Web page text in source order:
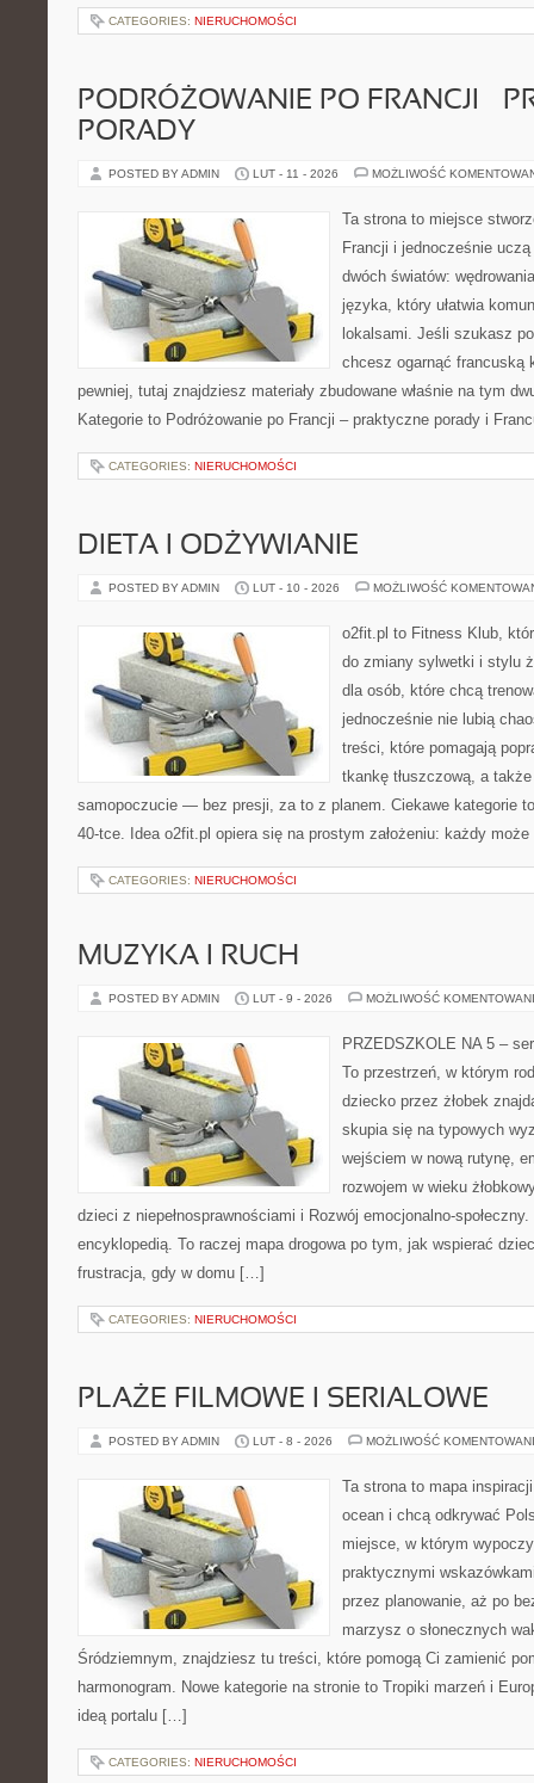
CATEGORIES: NIERUCHOMOŚCI
PODRÓŻOWANIE PO FRANCJI –
PORADY
POSTED BY ADMIN LUT - 11 - 2026 MOŻLIWOŚĆ
Ta strona to miejsce
Francji i jednocześnie
dwóch światów:
języka, który ułatwia
lokalsami. Jeśli szukasz
chcesz ogarnąć francuską
pewniej, tutaj znajdziesz materiały zbudowane właśnie na tym
Kategorie to Podróżowanie po Francji – praktyczne porady i
CATEGORIES: NIERUCHOMOŚCI
DIETA I ODŻYWIANIE
POSTED BY ADMIN LUT - 10 - 2026 MOŻLIWOŚĆ
o2fit.pl to Fitness Klub,
do zmiany sylwetki i stylu
dla osób, które chcą
jednocześnie nie lubią
treści, które pomagają
tkankę tłuszczową, a
samopoczucie — bez presji, za to z planem. Ciekawe kategorie
40-tce. Idea o2fit.pl opiera się na prostym założeniu: każdy
CATEGORIES: NIERUCHOMOŚCI
MUZYKA I RUCH
POSTED BY ADMIN LUT - 9 - 2026 MOŻLIWOŚĆ
PRZEDSZKOLE NA 5 –
To przestrzeń, w którym
dziecko przez żłobek
skupia się na typowych
wejściem w nową rutynę,
rozwojem w wieku
dzieci z niepełnosprawnościami i Rozwój emocjonalno-
encyklopedią. To raczej mapa drogowa po tym, jak wspierać
frustracja, gdy w domu […]
CATEGORIES: NIERUCHOMOŚCI
PLAŻE FILMOWE I SERIALOWE
POSTED BY ADMIN LUT - 8 - 2026 MOŻLIWOŚĆ
Ta strona to mapa
ocean i chcą odkrywać
miejsce, w którym
praktycznymi
przez planowanie, aż po
marzysz o słonecznych
Śródziemnym, znajdziesz tu treści, które pomogą Ci zamienić
harmonogram. Nowe kategorie na stronie to Tropiki marzeń i
ideą portalu […]
CATEGORIES: NIERUCHOMOŚCI